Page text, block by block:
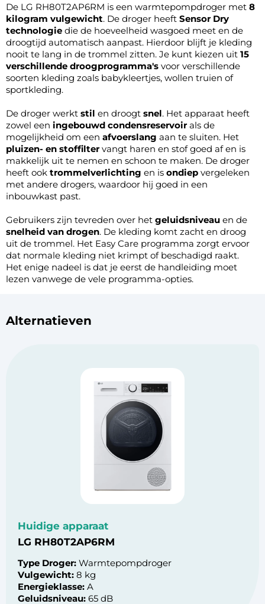
De LG RH80T2AP6RM is een warmtepompdroger met 8
kilogram vulgewicht. De droger heeft Sensor Dry
technologie die de hoeveelheid wasgoed meet en de
droogtijd automatisch aanpast. Hierdoor blijft je kleding
nooit te lang in de trommel zitten. Je kunt kiezen uit 15
verschillende droogprogramma's voor verschillende
soorten kleding zoals babykleertjes, wollen truien of
sportkleding.
De droger werkt stil en droogt snel. Het apparaat heeft
zowel een ingebouwd condensreservoirals de
mogelijkheid om een afvoerslang aan te sluiten. Het
pluizen- en stoffiltervangt haren en stof goed af en is
makkelijk uit te nemen en schoon te maken. De droger
heeft ook trommelverlichting en is ondiep vergeleken
met andere drogers, waardoor hij goed in een
inbouwkast past.
Gebruikers zijn tevreden over het geluidsniveau en de
snelheid van drogen. De kleding komt zacht en droog
uit de trommel. Het Easy Care programma zorgt ervoor
dat normale kleding niet krimpt of beschadigd raakt.
Het enige nadeel is dat je eerst de handleiding moet
lezen vanwege de vele programma-opties.
Alternatieven
Huidige apparaat
LG RH80T2AP6RM
Type Droger: Warmtepompdroger
Vulgewicht: 8 kg
Energieklasse: A
Geluidsniveau: 65 dB